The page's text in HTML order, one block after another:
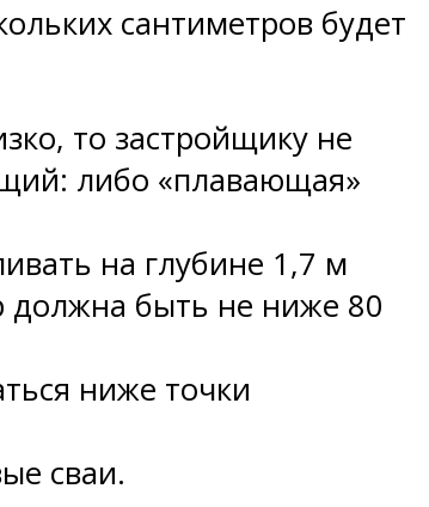
сантиметров будет
то застройщику не
либо «плавающая»
на глубине 1,7 м
должна быть не ниже 80
ниже точки
сваи.